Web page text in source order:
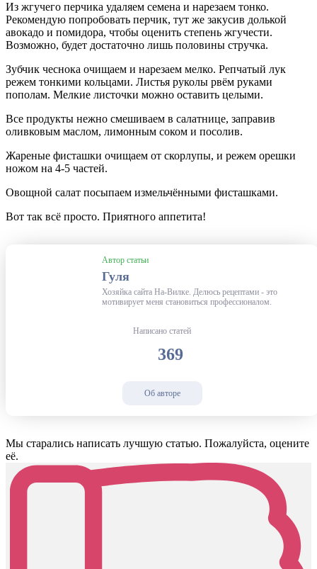
Из жгучего перчика удаляем семена и нарезаем тонко.
Рекомендую попробовать перчик, тут же закусив долькой
авокадо и помидора, чтобы оценить степень жгучести.
Возможно, будет достаточно лишь половины стручка.
Зубчик чеснока очищаем и нарезаем мелко. Репчатый лук
режем тонкими кольцами. Листья руколы рвём руками
пополам. Мелкие листочки можно оставить целыми.
Все продукты нежно смешиваем в салатнице, заправив
оливковым маслом, лимонным соком и посолив.
Жареные фисташки очищаем от скорлупы, и режем орешки
ножом на 4-5 частей.
Овощной салат посыпаем измельчёнными фисташками.
Вот так всё просто. Приятного аппетита!
Автор статьи
Гуля
Хозяйка сайта На-Вилке. Делюсь рецептами - это
мотивирует меня становиться профессионалом.
Написано статей
369
Об авторе
Мы старались написать лучшую статью. Пожалуйста, оцените
её.